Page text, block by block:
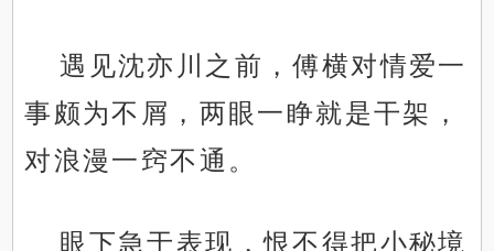
遇见沈亦川之前，傅横对情爱一
事颇为不屑，两眼一睁就是干架，
对浪漫一窍不通。
眼下急于表现，恨不得把小秘境